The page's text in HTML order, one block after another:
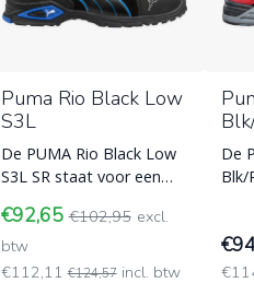
Puma Rio Black Low
S3L
De PUMA Rio Black Low
S3L SR staat voor een
design en maximale
bescherming.
€92,65€102,95 excl.
btw
€112,11€124,57incl. btw
De
Blk/